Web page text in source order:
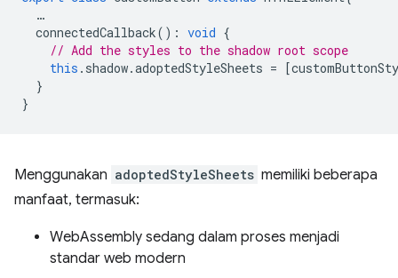
…
connectedCallback() : void {
// Add the styles to the shadow root scope
this . shadow.adoptedStyleSheets = [
}
}
Menggunakan adoptedStyleSheets memiliki beberapa
manfaat, termasuk:
WebAssembly sedang dalam proses menjadi
standar web modern